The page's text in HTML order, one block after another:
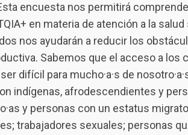
encuesta nos permitirá
en materia de atención a la
nos ayudarán a reducir los
Sabemos que el acceso a los
difícil para mucho·a·s de
indígenas, afrodescendientes y
y personas con un estatus
trabajadores sexuales; personas